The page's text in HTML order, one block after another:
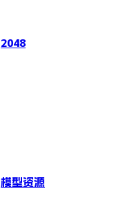
2048
模型资源